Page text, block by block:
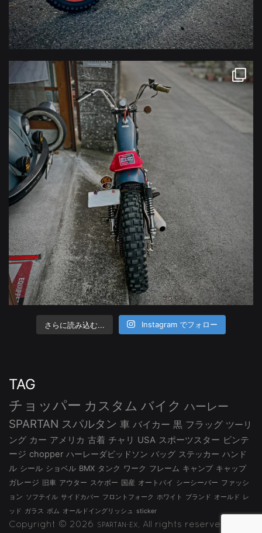
さらに読み込む... Instagram でフォロー
TAG
チョッパー カスタム バイク ハーレー
SPARTAN スパルタン 車 バイカー 黒 フラッグ ツーリ
ング カー アメリカ 古着 チャリ USA スポーツスター ビンテ
ージ chopper ハーレーダビッドソン バッグ ステッカー ハンド
ル シール ショベル BMX タンク ワーク フレーム キャンプ キャップ
ガレージ 旧車 アウター スケボー 国産 オートバイ シーシーバー ファッシ
ョン ソフテイル サイドカバー フロントフォーク ホワイト ブランド オールド レ
ッド ガラス ボム オールドイングリッシュ sticker
Copyright © 2026 SPARTAN-EX
, All rights reserved.